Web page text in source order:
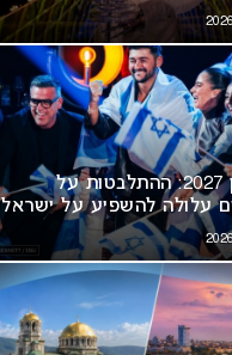
את הרשת
אירוויזיון 2027: ההתלבטות על
עלולה להשפיע על ישראל